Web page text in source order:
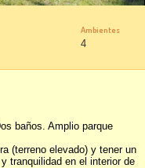
Ambientes
4
baños. Amplio parque
(terreno elevado) y tener un
tranquilidad en el interior de